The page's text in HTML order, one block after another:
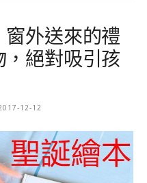
外送來的禮
絕對吸引孩
12-12